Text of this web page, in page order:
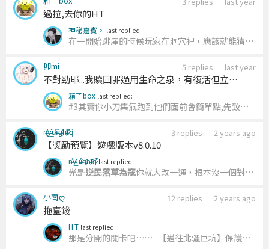
過拉,去你的HT
神秘嘉賓。 last replied:
在一開始跳崖的時候玩家在洞穴裡，應該就能猜測
試試看，至於路線其實我覺得挺單純的啊，除了開
場有殭屍跟隱形骨頭那邊，路線不是都單一條而已
嗎（？
卯mi 5 replies ｜ last year
不對勁耶...我贖回罪過用生命之泉，有復活但立刻
失敗耶..箱子box last replied:
#3其實你小刀集氣跑到他們面前會簡單點,先致盲
跑去上面打就好,有背心就穿背心,別貪就好
n̶͉̽y̵̲̌u̴̾̍ì̶̇g̴̜̎h̵̜̍t̷̎͂q̷͋̽ 3 replies ｜ 2 years ago
【獎勵預覽】遊戲版本v8.0.10
n̶͉̽y̵̲̌u̴̾̍ì̶̇g̴̜̎h̵̜̍t̷̎͂q̷͋̽last replied:
光是逆民落草為寇你就大改一通，根本沒一個對的
小南ღ 12 replies ｜ 2 years ago
拖臺錢
H.T last replied:
那是分開的關卡吧…… 【邁往北疆巨坑】保護要